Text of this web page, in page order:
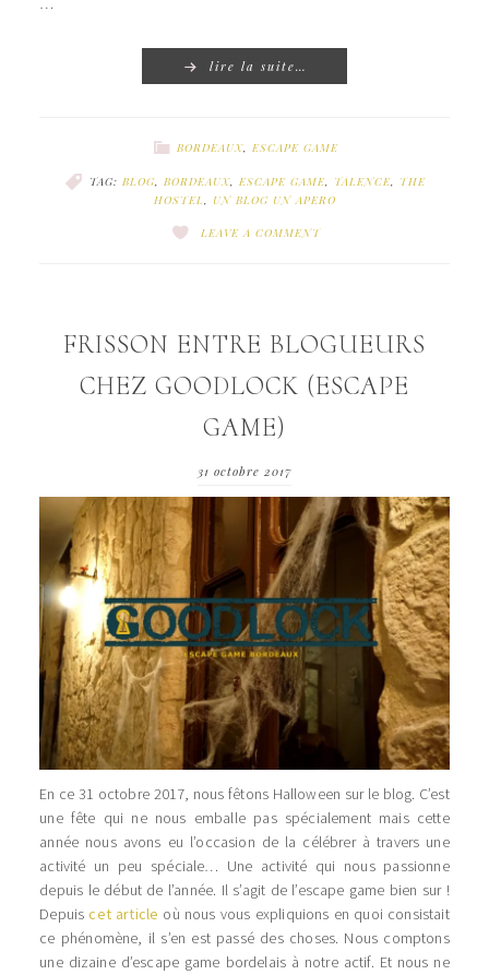
lire la suite…
BORDEAUX, ESCAPE GAME
TAG: BLOG, BORDEAUX, ESCAPE GAME, TALENCE, THE
HOSTEL, UN BLOG UN APERO
LEAVE A COMMENT
FRISSON ENTRE BLOGUEURS
CHEZ GOODLOCK (ESCAPE
GAME)
31 octobre 2017
En ce 31 octobre 2017, nous fêtons Halloween sur le blog. C’est
une fête qui ne nous emballe pas spécialement mais cette
année nous avons eu l’occasion de la célébrer à travers une
activité un peu spéciale… Une activité qui nous passionne
depuis le début de l’année. Il s’agit de l’escape game bien sur !
Depuiscet article où nous vous expliquions en quoi consistait
ce phénomène, il s’en est passé des choses. Nous comptons
une dizaine d’escape game bordelais à notre actif. Et nous ne